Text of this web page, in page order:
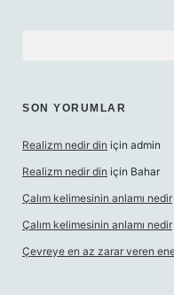
SON YORUMLAR
Realizm nedir din için admin
Realizm nedir din için Bahar
Çalım kelimesinin anlamı nedir
Çalım kelimesinin anlamı nedir
Çevreye en az zarar veren